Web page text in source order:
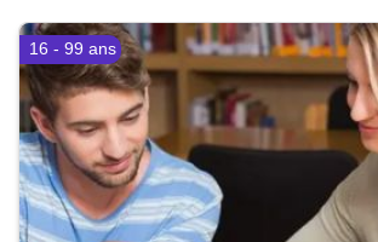
16 - 99 ans